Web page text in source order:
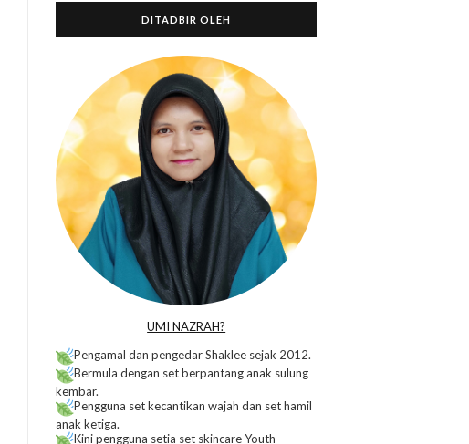
r
DITADBIR OLEH
UMI NAZRAH?
Pengamal dan pengedar Shaklee sejak 2012.
Bermula dengan set berpantang anak sulung
kembar.
Pengguna set kecantikan wajah dan set hamil
anak ketiga.
Kini pengguna setia set skincare Youth